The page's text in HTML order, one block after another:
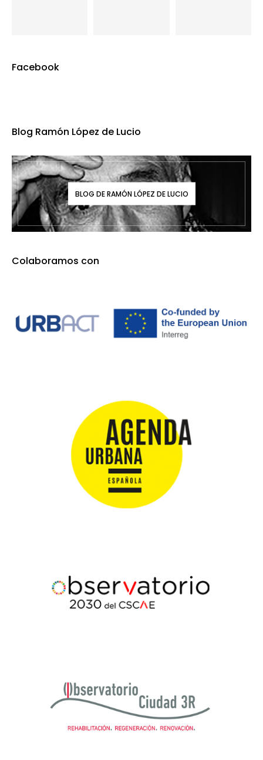
Facebook
Blog Ramón López de Lucio
BLOG DE RAMÓN LÓPEZ DE LUCIO
Colaboramos con